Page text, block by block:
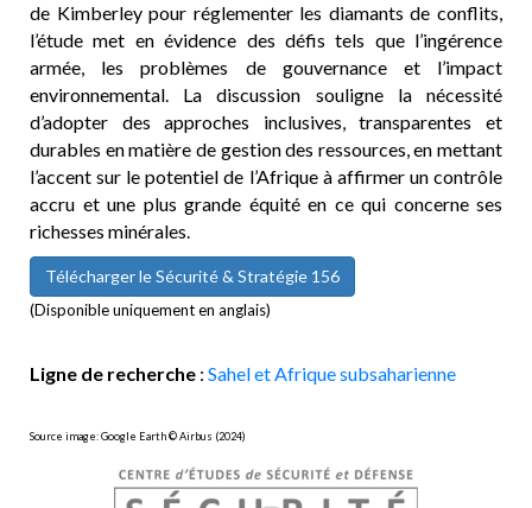
de Kimberley pour réglementer les diamants de conflits,
l’étude met en évidence des défis tels que l’ingérence
armée, les problèmes de gouvernance et l’impact
environnemental. La discussion souligne la nécessité
d’adopter des approches inclusives, transparentes et
durables en matière de gestion des ressources, en mettant
l’accent sur le potentiel de l’Afrique à affirmer un contrôle
accru et une plus grande équité en ce qui concerne ses
richesses minérales.
Télécharger le Sécurité & Stratégie 156
(Disponible uniquement en anglais)
Ligne de recherche : Sahel et Afrique subsaharienne
Source image: Google Earth © Airbus (2024)